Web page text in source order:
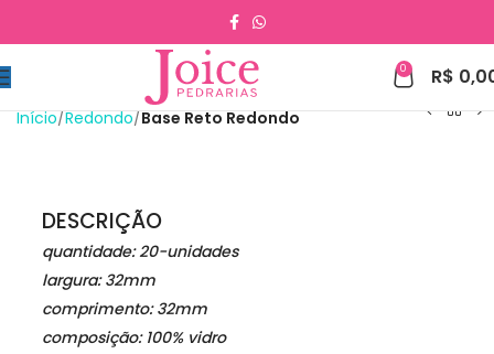
0 R$
Início Redondo Base Reto Redondo
DESCRIÇÃO
quantidade: 20-unidades
largura: 32mm
comprimento: 32mm
composição: 100% vidro